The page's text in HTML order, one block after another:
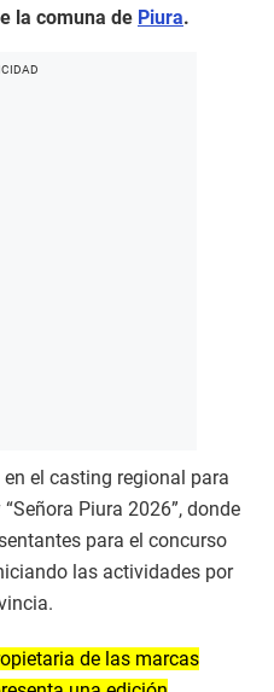
la comuna de Piura.
el casting regional para
“Señora Piura 2026”, donde
para el concurso
las actividades por
de las marcas